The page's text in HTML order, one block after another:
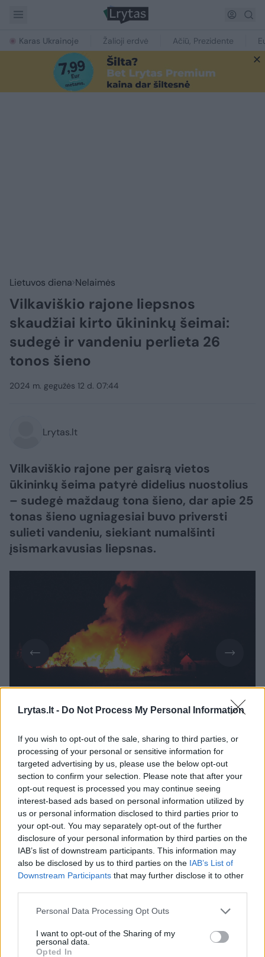
Lrytas.lt - Do Not Process My Personal Information
If you wish to opt-out of the sale, sharing to third parties, or
processing of your personal or sensitive information for
targeted advertising by us, please use the below opt-out
section to confirm your selection. Please note that after your
opt-out request is processed you may continue seeing
interest-based ads based on personal information utilized by
us or personal information disclosed to third parties prior to
your opt-out. You may separately opt-out of the further
disclosure of your personal information by third parties on the
IAB’s list of downstream participants. This information may
also be disclosed by us to third parties on the IAB’s List of
Downstream Participants that may further disclose it to other
Personal Data Processing Opt Outs
I want to opt-out of the Sharing of my
personal data.
Opted In
Karas Ukrainoje Žalioji erdvė Ačiū, Prezidente
Lietuvos diena Nelaimės
Vilkaviškio rajone liepsnos
skaudžiai kirto ūkininkų šeimai:
sudegė ir vandeniu perlieta 26
tonos šieno
2024 m. gegužės 12 d. 07:44
Lrytas.lt
Vilkaviškio rajone per gaisrą vietos
ūkininkų šeima patyrė didelius nuostolius
– sudegė maždaug tona šieno, dar apie 25
tonas šieno ugniagesiai buvo priversti
sulieti vandeniu, siekiant numalšinti
įsismarkavusias liepsnas.
Daugiau nuotraukų (1)
Maldėnų kaime esančiame ūkyje ugnis
įsiplieskė šeštadienio vakarą, apie 19 valandą.
Atvykus ugniagesiams, atvira liepsna degė
medinis, maždaug 130 kvadratinių metrų
ploto ūkinis pastatas su šienu.
Be sudegusio šieno, aprūko jo viduje buvę
įvairūs buities daiktai.
Ugniagesiams pavyko apsaugoti už 6 metrų